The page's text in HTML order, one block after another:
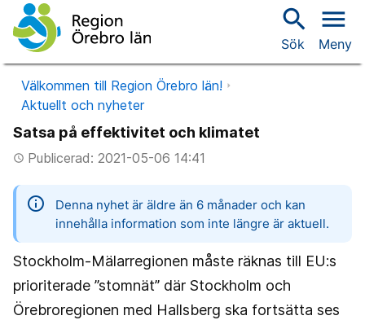
search
Sök
menu
Meny
Välkommen till Region Örebro län!
Aktuellt och nyheter
Satsa på effektivitet och klimatet
access_timePublicerad: 2021-05-06 14:41
information
Denna nyhet är äldre än 6 månader och kan
innehålla information som inte längre är aktuell.
Stockholm-Mälarregionen måste räknas till EU:s
prioriterade ”stomnät” där Stockholm och
Örebroregionen med Hallsberg ska fortsätta ses